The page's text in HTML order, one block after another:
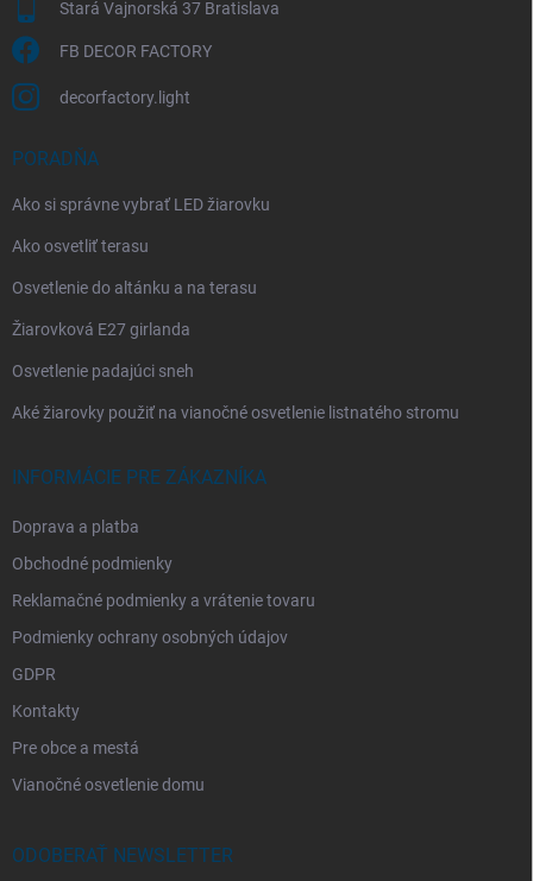
Stará Vajnorská 37 Bratislava
FB DECOR FACTORY
decorfactory.light
PORADŇA
Ako si správne vybrať LED žiarovku
Ako osvetliť terasu
Osvetlenie do altánku a na terasu
Žiarovková E27 girlanda
Osvetlenie padajúci sneh
Aké žiarovky použiť na vianočné osvetlenie listnatého stromu
INFORMÁCIE PRE ZÁKAZNÍKA
Doprava a platba
Obchodné podmienky
Reklamačné podmienky a vrátenie tovaru
Podmienky ochrany osobných údajov
GDPR
Kontakty
Pre obce a mestá
Vianočné osvetlenie domu
ODOBERAŤ NEWSLETTER